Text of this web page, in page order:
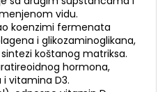
vidu.
koenzimi fermenata
i glikozaminoglikana,
koštanog matriksa.
hormona,
vitamina D3.